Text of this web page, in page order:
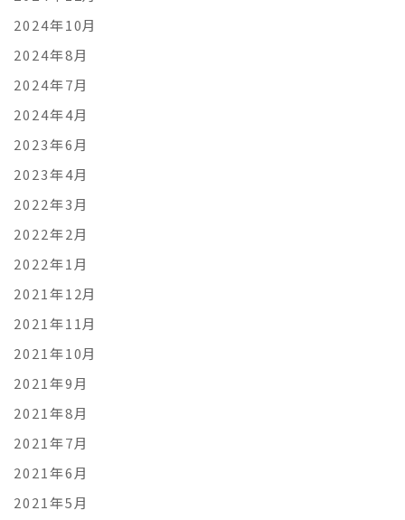
2024年10月
2024年8月
2024年7月
2024年4月
2023年6月
2023年4月
2022年3月
2022年2月
2022年1月
2021年12月
2021年11月
2021年10月
2021年9月
2021年8月
2021年7月
2021年6月
2021年5月